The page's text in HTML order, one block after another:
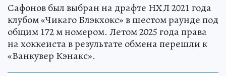
Сафонов был выбран на драфте НХЛ 2021 года
клубом «Чикаго Блэкхокс» в шестом раунде под
общим 172 м номером. Летом 2025 года права
на хоккеиста в результате обмена перешли к
«Ванкувер Кэнакс».